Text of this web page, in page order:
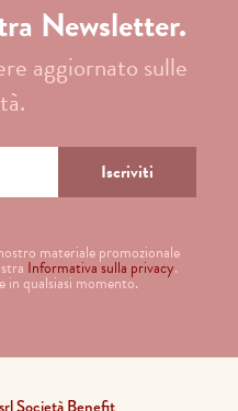
Newsletter.
aggiornato sulle
materiale promozionale
Informativa sulla privacy.
in qualsiasi momento.